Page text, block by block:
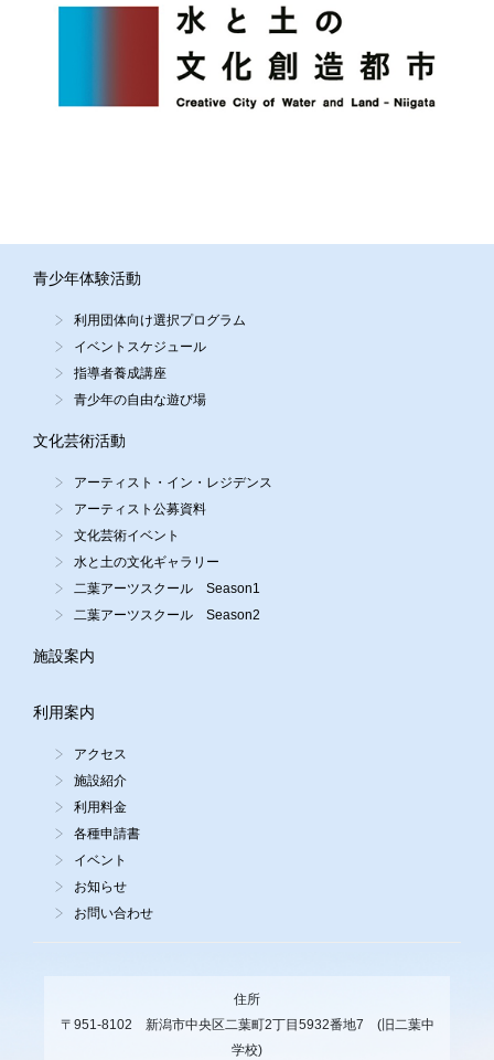
青少年体験活動
利用団体向け選択プログラム
イベントスケジュール
指導者養成講座
青少年の自由な遊び場
文化芸術活動
アーティスト・イン・レジデンス
アーティスト公募資料
文化芸術イベント
水と土の文化ギャラリー
二葉アーツスクール Season1
二葉アーツスクール Season2
施設案内
利用案内
アクセス
施設紹介
利用料金
各種申請書
イベント
お知らせ
お問い合わせ
住所
〒951-8102 新潟市中央区二葉町2丁目5932番地7 (旧二葉中
学校)